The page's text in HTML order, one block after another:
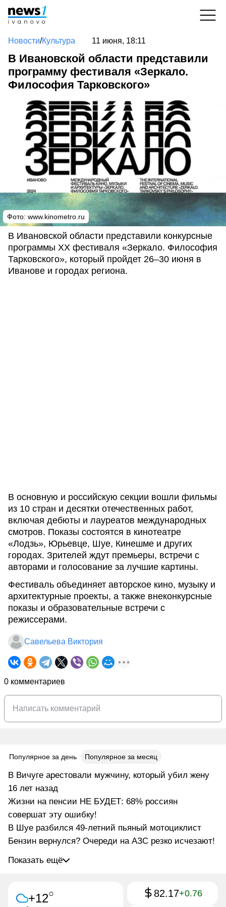
Новости/Культура 11 июня, 18:11
В Ивановской области представили
программу фестиваля «Зеркало.
Философия Тарковского»
Фото: www.kinometro.ru
В Ивановской области представили конкурсные
программы XX фестиваля «Зеркало. Философия
Тарковского», который пройдет 26–30 июня в
Иванове и городах региона.
В основную и российскую секции вошли фильмы
из 10 стран и десятки отечественных работ,
включая дебюты и лауреатов международных
смотров. Показы состоятся в кинотеатре
«Лодзь», Юрьевце, Шуе, Кинешме и других
городах. Зрителей ждут премьеры, встречи с
авторами и голосование за лучшие картины.
Фестиваль объединяет авторское кино, музыку и
архитектурные проекты, а также внеконкурсные
показы и образовательные встречи с
режиссерами.
Савельева Виктория
0 комментариев
Популярное за день Популярное за месяц
В Вичуге арестовали мужчину, который убил жену
16 лет назад
Жизни на пенсии НЕ БУДЕТ: 68% россиян
совершат эту ошибку!
В Шуе разбился 49-летний пьяный мотоциклист
Бензин вернулся? Очереди на АЗС резко исчезают!
Показать ещё
+12○ 82.17+0.76